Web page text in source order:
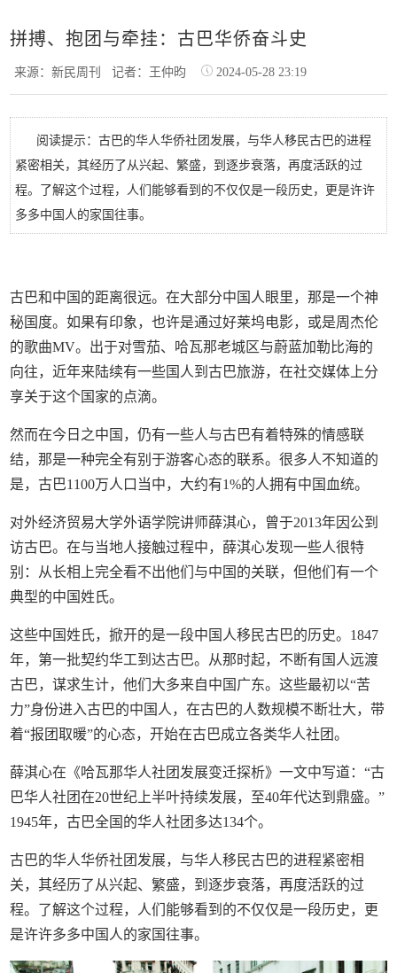
拼搏、抱团与牵挂：古巴华侨奋斗史
来源：新民周刊记者：王仲昀 2024-05-28 23:19
阅读提示：古巴的华人华侨社团发展，与华人移民古巴的进程
紧密相关，其经历了从兴起、繁盛，到逐步衰落，再度活跃的过
程。了解这个过程，人们能够看到的不仅仅是一段历史，更是许许
多多中国人的家国往事。
古巴和中国的距离很远。在大部分中国人眼里，那是一个神
秘国度。如果有印象，也许是通过好莱坞电影，或是周杰伦
的歌曲MV。出于对雪茄、哈瓦那老城区与蔚蓝加勒比海的
向往，近年来陆续有一些国人到古巴旅游，在社交媒体上分
享关于这个国家的点滴。
然而在今日之中国，仍有一些人与古巴有着特殊的情感联
结，那是一种完全有别于游客心态的联系。很多人不知道的
是，古巴1100万人口当中，大约有1%的人拥有中国血统。
对外经济贸易大学外语学院讲师薛淇心，曾于2013年因公到
访古巴。在与当地人接触过程中，薛淇心发现一些人很特
别：从长相上完全看不出他们与中国的关联，但他们有一个
典型的中国姓氏。
这些中国姓氏，掀开的是一段中国人移民古巴的历史。1847
年，第一批契约华工到达古巴。从那时起，不断有国人远渡
古巴，谋求生计，他们大多来自中国广东。这些最初以“苦
力”身份进入古巴的中国人，在古巴的人数规模不断壮大，带
着“报团取暖”的心态，开始在古巴成立各类华人社团。
薛淇心在《哈瓦那华人社团发展变迁探析》一文中写道：“古
巴华人社团在20世纪上半叶持续发展，至40年代达到鼎盛。”
1945年，古巴全国的华人社团多达134个。
古巴的华人华侨社团发展，与华人移民古巴的进程紧密相
关，其经历了从兴起、繁盛，到逐步衰落，再度活跃的过
程。了解这个过程，人们能够看到的不仅仅是一段历史，更
是许许多多中国人的家国往事。